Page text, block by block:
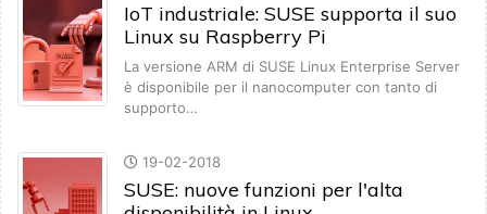
IoT industriale: SUSE supporta il suo
Linux su Raspberry Pi
La versione ARM di SUSE Linux Enterprise Server
è disponibile per il nanocomputer con tanto di
supporto…
19-02-2018
SUSE: nuove funzioni per l'alta